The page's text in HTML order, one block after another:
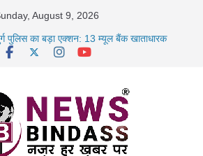
August 9, 2026
पुलिस का बड़ा एक्शन: 13 म्यूल बैंक खाताधारक
ज्वेलर्स में डकैती की साजिश नाकाम, दिल्ली-बिहार
गोधाम होंगे स्थापित, हर विकासखंड के 10 उत्कृष्ट